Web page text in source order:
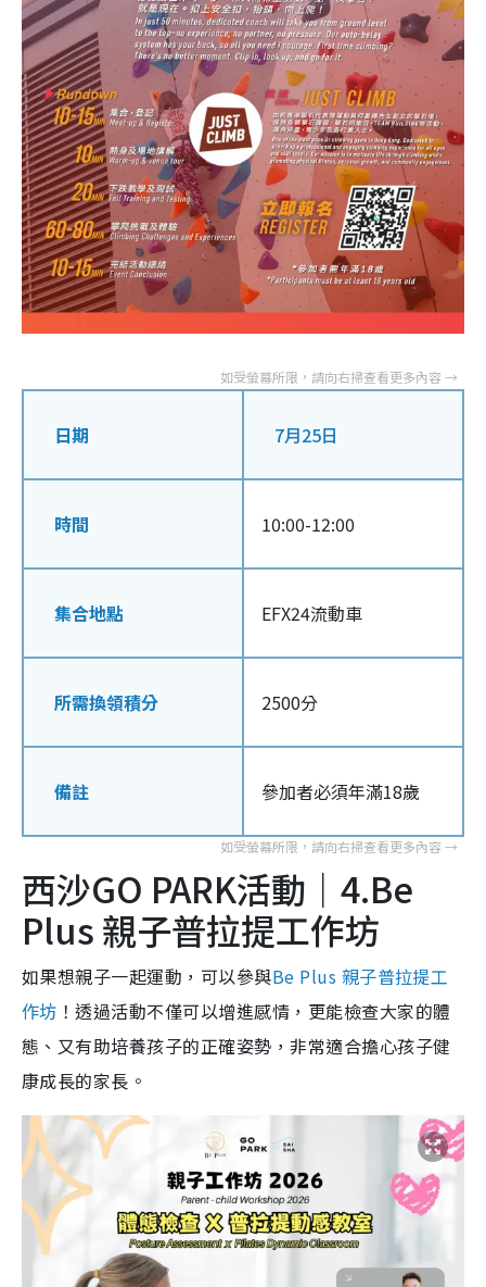
日期 7月25日
時間 10:00-12:00
集合地點 EFX24流動車
所需換領積分 2500分
備註 參加者必須年滿18歲
西沙GO PARK活動｜4.Be
Plus 親子普拉提工作坊
如果想親子一起運動，可以參與Be Plus 親子普拉提工
作坊 ！透過活動不僅可以增進感情，更能檢查大家的體
態、又有助培養孩子的正確姿勢，非常適合擔心孩子健
康成長的家長。